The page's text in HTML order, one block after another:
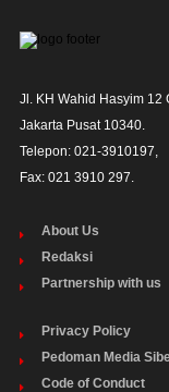
Jl. KH Wahid Hasyim 12
Jakarta Pusat 10340.
Telepon: 021-3910197,
Fax: 021 3910 297.
About Us
Redaksi
Partnership with us
Privacy Policy
Pedoman Media
Code of Conduct